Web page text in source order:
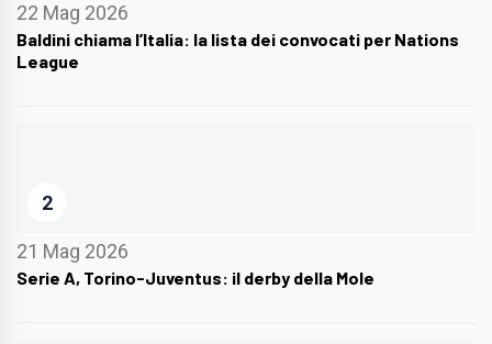
22 Mag 2026
Baldini chiama l’Italia: la lista dei convocati per Nations
League
2
21 Mag 2026
Serie A, Torino-Juventus: il derby della Mole